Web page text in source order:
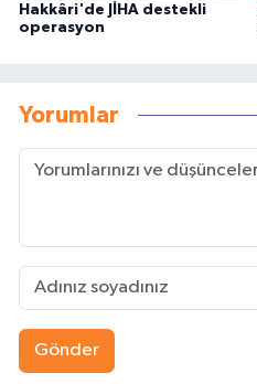
Hakkâri'de JİHA destekli
operasyon
Yorumlar
Gönder